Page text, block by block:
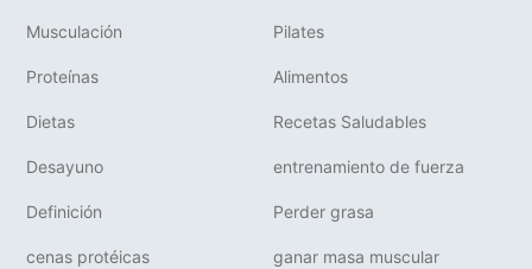
Musculación Pilates
Proteínas Alimentos
Dietas Recetas Saludables
Desayuno entrenamiento de fuerza
Definición Perder grasa
cenas protéicas ganar masa muscular